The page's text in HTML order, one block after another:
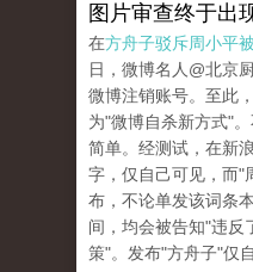
图片审查终于出
在方舟子驳斥周小平
日，微博名人@北京
微博注销账号。至此
为"微博自杀新方式"
简单。经测试，在新
字，仅自己可见，而"
布，不论单发该词条
间，均会被告知"违反
策"。发布"方舟子"仅